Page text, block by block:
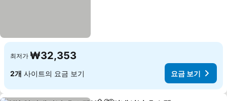
최저가 ₩32,353
2개 사이트의 요금 보기 요금 보기